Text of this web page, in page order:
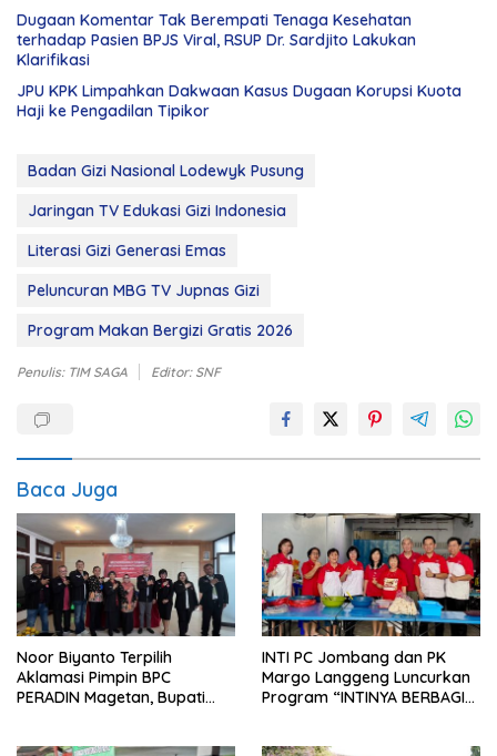
Dugaan Komentar Tak Berempati Tenaga Kesehatan
terhadap Pasien BPJS Viral, RSUP Dr. Sardjito Lakukan
Klarifikasi
JPU KPK Limpahkan Dakwaan Kasus Dugaan Korupsi Kuota
Haji ke Pengadilan Tipikor
Badan Gizi Nasional Lodewyk Pusung
Jaringan TV Edukasi Gizi Indonesia
Literasi Gizi Generasi Emas
Peluncuran MBG TV Jupnas Gizi
Program Makan Bergizi Gratis 2026
Penulis: TIM SAGA Editor: SNF
Baca Juga
Noor Biyanto Terpilih
Aklamasi Pimpin BPC
PERADIN Magetan, Bupati
INTI PC Jombang dan PK
Margo Langgeng Luncurkan
Program “INTINYA BERBAGI”,